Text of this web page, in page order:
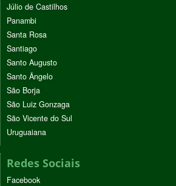
Júlio de Castilhos
Panambi
Santa Rosa
Santiago
Santo Augusto
Santo Ângelo
São Borja
São Luiz Gonzaga
São Vicente do Sul
Uruguaiana
Redes Sociais
Facebook